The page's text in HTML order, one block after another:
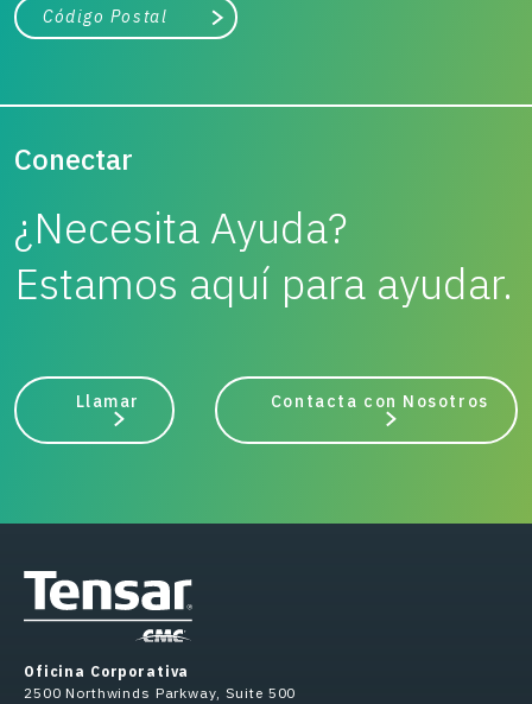
Ciudad, estado o código postal
Buscar
Conectar
¿Necesita Ayuda?
Estamos aquí para ayudar.
Llamar Contacta con Nosotros
Oficina Corporativa
2500 Northwinds Parkway, Suite 500